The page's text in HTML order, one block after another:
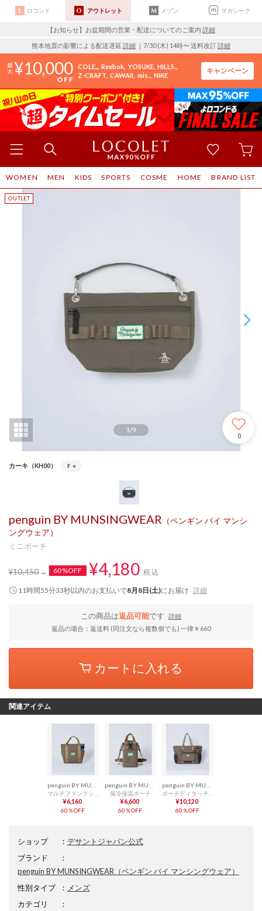
ロコンド アウトレット メゾン マガシーク
【お知らせ】お盆期間の営業・配送についてのご案内 詳細
熊本地震の影響による配送遅延 詳細 ｜7/30 (木) 14時〜 送料改訂詳細
10,000 COLE.. Reebok YOSUKE HILLS..
Z-CRAFT CAWAII mis.. NIKE
キャンペーン
WOMEN MEN KIDS SPORTS COSME HOME BRAND LIST
1/9
0
カーキ（KH00） F ○
penguin BY MUNSINGWEAR
（ペンギン バイ マンシ
ングウェア）
ミニポーチ
¥10,450 60%OFF ¥4,180 税込
11時間55分32秒以内のお支払いで8月8日(土)にお届け 詳細
この商品は返品可能です
詳細
返品の場合：返送料 (同注文なら複数個でも) 一律￥660
カートに入れる
関連アイテム
¥6,160
60％OFF
保冷保温ポーチ
¥6,600
60％OFF
¥10,120
60％OFF
ショップ ： デサントジャパン公式
ブランド
：
penguin BY MUNSINGWEAR （ペンギン バイ マンシングウェア）
性別タイプ
： メンズ
カテゴリ
：